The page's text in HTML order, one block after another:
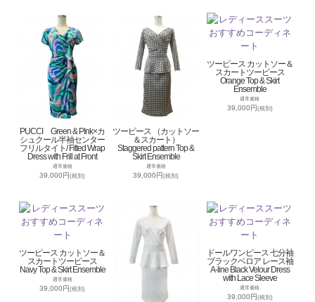
PUCCI Green & PInk×カ
シュクール半袖センター
フリルタイト/ Fitted Wrap
Dress with Frill at Front
通常価格
39,000円(税別)
ツーピース （カットソー
＆スカート）
Staggered pattern Top &
Skirt Ensemble
通常価格
39,000円(税別)
ツーピース カットソー＆
スカートツーピース
Orange Top & Skirt
Ensemble
通常価格
39,000円(税別)
ツーピース カットソー＆
スカートツーピース
Navy Top & Skirt Ensemble
通常価格
39,000円(税別)
ドールワンピース 七分袖
ブラックベロア レース袖
A-line Black Velour Dress
with Lace Sleeve
通常価格
39,000円 (税別)